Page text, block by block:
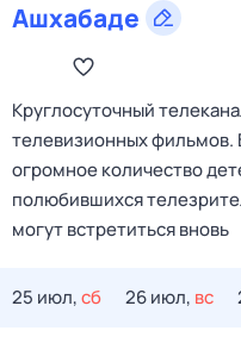
Ашхабаде
Круглосуточный
телевизионных фильмов.
огромное количество
полюбившихся
могут встретиться вновь
25 июл,сб 26 июл, вс